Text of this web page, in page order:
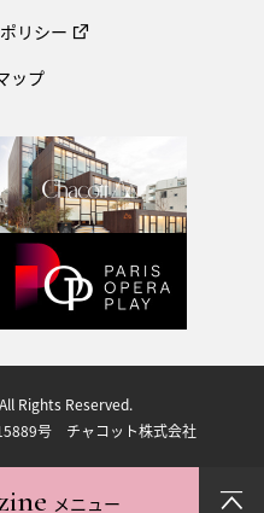
リシー
ップ
Rights Reserved.
号 チャコット株式会社
メニュー